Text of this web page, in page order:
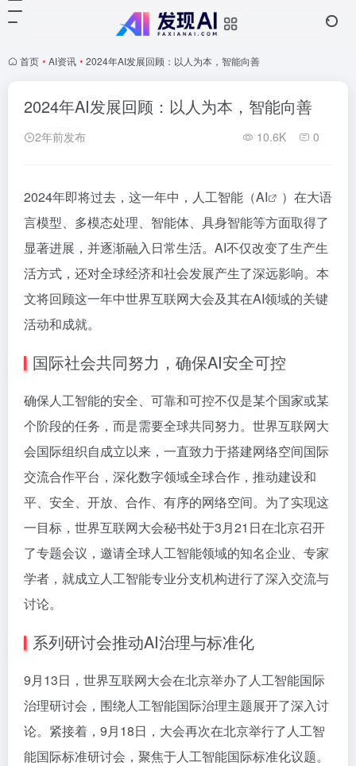
首页 • AI资讯 • 2024年AI发展回顾：以人为本，智能向善
2024年AI发展回顾：以人为本，智能向善
2年前发布 10.6K 0
2024年即将过去，这一年中，人工智能（AI
）在大语
言模型、多模态处理、智能体、具身智能等方面取得了
显著进展，并逐渐融入日常生活。AI不仅改变了生产生
活方式，还对全球经济和社会发展产生了深远影响。本
文将回顾这一年中世界互联网大会及其在AI领域的关键
活动和成就。
国际社会共同努力，确保AI安全可控
确保人工智能的安全、可靠和可控不仅是某个国家或某
个阶段的任务，而是需要全球共同努力。世界互联网大
会国际组织自成立以来，一直致力于搭建网络空间国际
交流合作平台，深化数字领域全球合作，推动建设和
平、安全、开放、合作、有序的网络空间。为了实现这
一目标，世界互联网大会秘书处于3月21日在北京召开
了专题会议，邀请全球人工智能领域的知名企业、专家
学者，就成立人工智能专业分支机构进行了深入交流与
讨论。
系列研讨会推动AI治理与标准化
9月13日，世界互联网大会在北京举办了人工智能国际
治理研讨会，围绕人工智能国际治理主题展开了深入讨
论。紧接着，9月18日，大会再次在北京举行了人工智
能国际标准研讨会，聚焦于人工智能国际标准化议题。